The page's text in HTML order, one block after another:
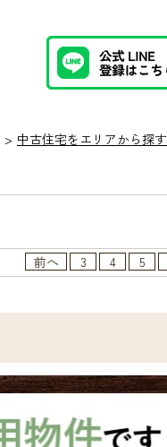
中古住宅をエリアから探す
前へ 3 4 5